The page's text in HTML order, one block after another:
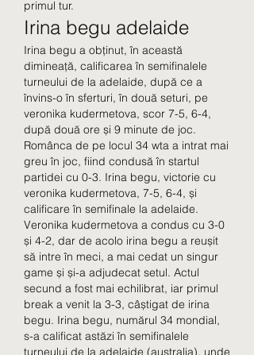
primul tur.
Irina begu adelaide
Irina begu a obținut, în această
dimineață, calificarea în semifinalele
turneului de la adelaide, după ce a
învins-o în sferturi, în două seturi, pe
veronika kudermetova, scor 7-5, 6-4,
după două ore și 9 minute de joc.
Românca de pe locul 34 wta a intrat mai
greu în joc, fiind condusă în startul
partidei cu 0-3. Irina begu, victorie cu
veronika kudermetova, 7-5, 6-4, și
calificare în semifinale la adelaide.
Veronika kudermetova a condus cu 3-0
și 4-2, dar de acolo irina begu a reușit
să intre în meci, a mai cedat un singur
game și și-a adjudecat setul. Actul
secund a fost mai echilibrat, iar primul
break a venit la 3-3, câștigat de irina
begu. Irina begu, numărul 34 mondial,
s-a calificat astăzi în semifinalele
turneului de la adelaide (australia), unde